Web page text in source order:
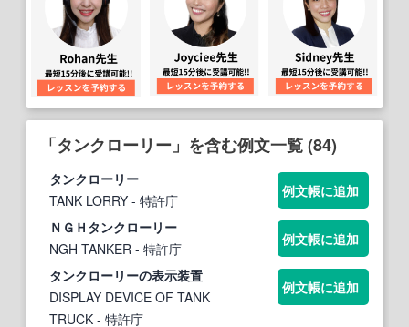
「タンクローリー」を含む例文一覧 (84)
タンクローリー
TANK LORRY - 特許庁
例文帳に追加
ＮＧＨ タンクローリー
NGH TANKER - 特許庁
例文帳に追加
タンクローリーの表示装置
DISPLAY DEVICE OF TANK
TRUCK - 特許庁
例文帳に追加